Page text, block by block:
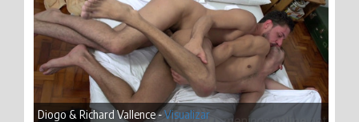
Diogo & Richard Vallence -Visualizar